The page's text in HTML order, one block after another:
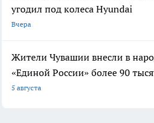
угодил под колеса Hyundai
Вчера
Жители Чувашии внесли в
«Единой России» более 90
5 августа